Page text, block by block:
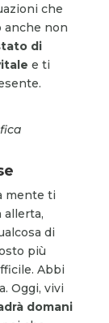
che
anche non
di
e ti
mente ti
di
più
Abbi
Oggi, vivi
domani